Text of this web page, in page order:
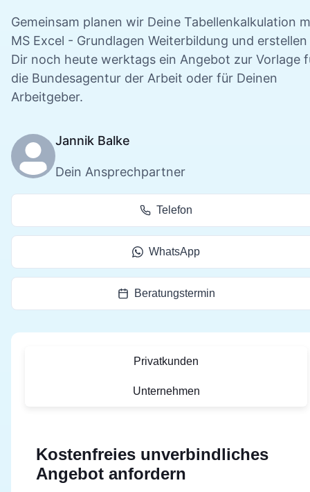
Gemeinsam planen wir Deine Tabellenkalkulation
MS Excel - Grundlagen Weiterbildung und erstellen
Dir noch heute werktags ein Angebot zur Vorlage
die Bundesagentur der Arbeit oder für Deinen
Arbeitgeber.
Jannik Balke
Dein Ansprechpartner
Telefon
WhatsApp
Beratungstermin
Privatkunden
Unternehmen
Kostenfreies unverbindliches
Angebot anfordern